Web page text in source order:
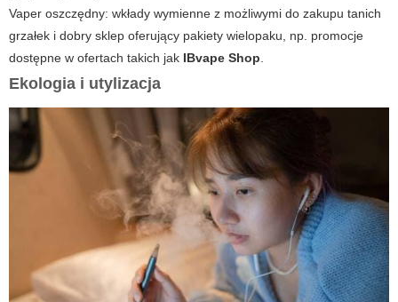
Vaper oszczędny: wkłady wymienne z możliwymi do zakupu tanich
grzałek i dobry sklep oferujący pakiety wielopaku, np. promocje
dostępne w ofertach takich jak IBvape Shop.
Ekologia i utylizacja